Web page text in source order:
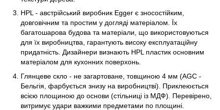
HPL - австрійський виробник Egger є зносостійким,
довговічним та простим у догляді матеріалом. Їх
багатошарова будова та матеріали, що використовуються
для їх виробництва, гарантують високу експлуатаційну
придатність. Дизайнери визнають HPL пластик основним
матеріалом для кухонних поверхонь.
Глянцеве скло - не загартоване, товщиною 4 мм (AGC -
Бельгія, фарбується знизу на виробництві). Приклеюється
всією площиною до основи (стільниці із МДФ). Перевірено,
витримує удари важкими предметами по площині.